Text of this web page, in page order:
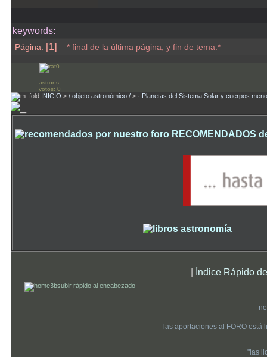
keywords:
Página: [1] * final de la última página, y fin de tema.*
astrons:
votos: 0
INICIO > / objeto astronómico / > · Planetas del Sistema Solar y cuerpos
RECOMENDADOS
| Índice Rápido
subir rápido al encabezado
las aportaciones al FORO
"las